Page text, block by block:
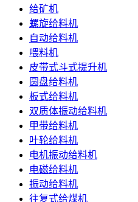
给矿机
螺旋给料机
自动给料机
喂料机
皮带式斗式提升机
圆盘给料机
板式给料机
双质体振动给料机
甲带给料机
叶轮给料机
电机振动给料机
电磁给料机
振动给料机
往复式给煤机